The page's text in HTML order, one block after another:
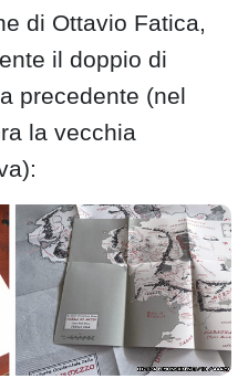
di Ottavio Fatica,
il doppio di
precedente (nel
la vecchia